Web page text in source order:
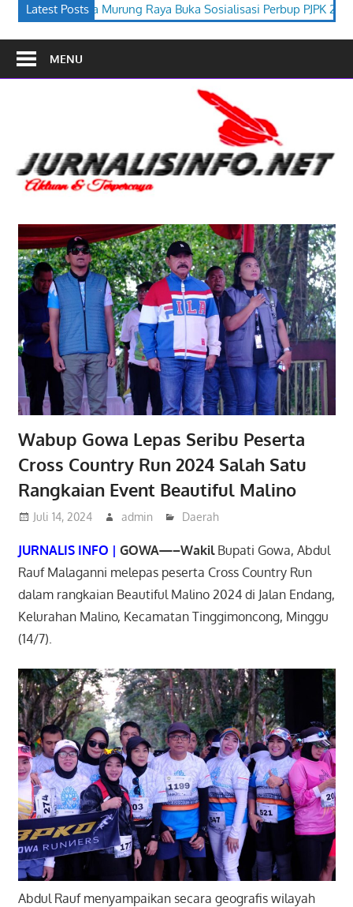
Latest Posts
Sosialisasi Perbup PJPK 2026–2030 Festival Budaya
MENU
Wabup Gowa Lepas Seribu Peserta
Cross Country Run 2024 Salah Satu
Rangkaian Event Beautiful Malino
Juli 14, 2024 admin Daerah
JURNALIS INFO | GOWA—–WakilBupati Gowa, Abdul
Rauf Malaganni melepas peserta Cross Country Run
dalam rangkaian Beautiful Malino 2024 di Jalan Endang,
Kelurahan Malino, Kecamatan Tinggimoncong, Minggu
(14/7).
Abdul Rauf menyampaikan secara geografis wilayah